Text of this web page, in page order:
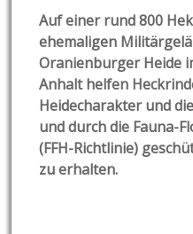
Auf einer rund 800
ehemaligen
Oranienburger Heide
Anhalt helfen
Heidecharakter und
und durch die Fauna-
(FFH-Richtlinie)
zu erhalten.